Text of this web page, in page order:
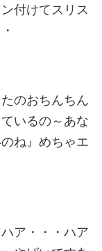
付けてスリス
のおちんちん
いるの～あな
ね』めちゃエ
ア・・・ハア